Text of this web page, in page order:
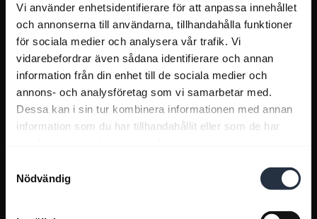
Vi använder enhetsidentifierare för att anpassa innehållet
och annonserna till användarna, tillhandahålla funktioner
för sociala medier och analysera vår trafik. Vi
vidarebefordrar även sådana identifierare och annan
information från din enhet till de sociala medier och
annons- och analysföretag som vi samarbetar med.
Dessa kan i sin tur kombinera informationen med annan
information som du har tillhandahållit eller som de har
Nödvändig